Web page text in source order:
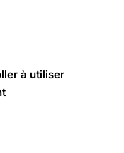
à utiliser